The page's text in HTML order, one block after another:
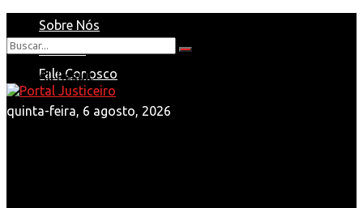
Sobre Nós
Anuncie
Fale Conosco
quinta-feira, 6 agosto, 2026
View All Result